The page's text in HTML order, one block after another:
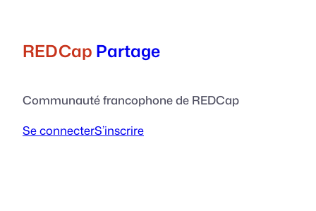
contenu
REDCap Partage
Communauté francophone de REDCap
Se connecterS’inscrire